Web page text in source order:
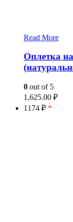
Read More
Оплетка
0 out of 5
1,625.00 ₽
1174 ₽ *